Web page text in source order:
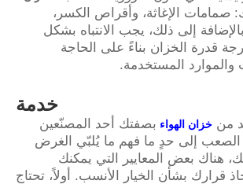
صمامات الإغاثة، وأقراص الكسر،
إلى ذلك، يجب الانتباه بشكل
قدرة الخزان بناءً على الحاجة
والموارد المستخدمة.
خدمة
من خزان الهواء بصفتك أحد المصنّعين
إلى حدٍ ما فهم ما يُلبّي الغرض
هناك بعض المعايير التي يمكنك
قرارك بشأن الخيار الأنسب. أولاً، تحتاج